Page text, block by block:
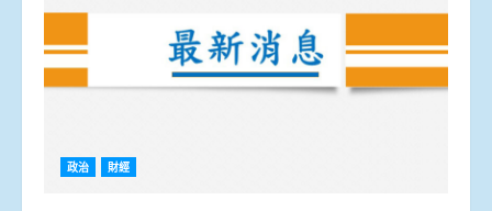
政治 財經